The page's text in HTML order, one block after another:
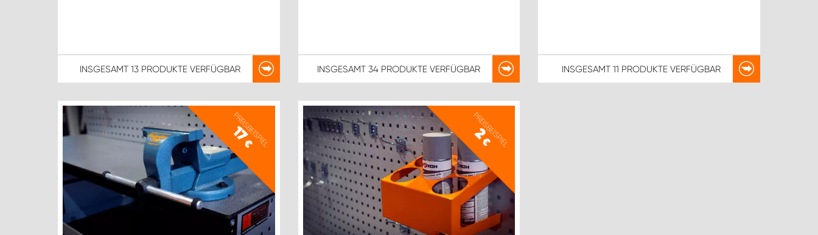
INSGESAMT 13 PRODUKTEVERFÜGBAR INSGESAMT34 PRODUKTE VERFÜGBAR INSGESAMT 11 PRODUKTEVERFÜGBAR
PREISBEISPIEL
17
€ PREISBEISPIEL
2
€